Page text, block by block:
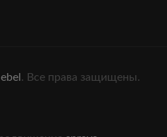
. Все права защищены.